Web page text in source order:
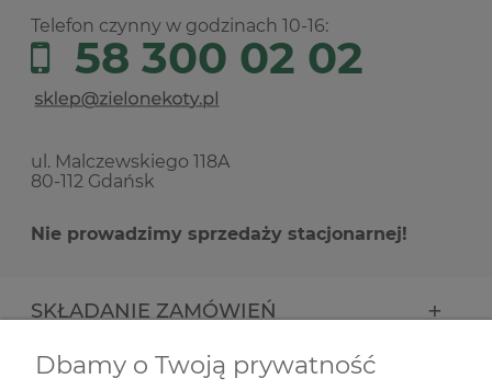
Telefon czynny w godzinach 10-16:
58 300 02 02
ul. Malczewskiego 118A
80-112 Gdańsk
Nie prowadzimy sprzedaży stacjonarnej!
SKŁADANIE ZAMÓWIEŃ
INFORMACJE
Dbamy o Twoją prywatność